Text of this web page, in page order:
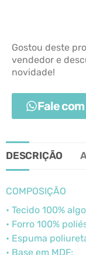
Gostou deste
vendedor e
novidade!
Fale
DESCRIÇÃO
COMPOSIÇÃO
• Tecido 100%
• Forro 100%
• Espuma
• Base em MDF;